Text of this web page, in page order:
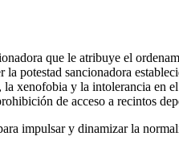
que le atribuye el
potestad sancionadora
xenofobia y la intolerancia en
de acceso a recintos
impulsar y dinamizar la